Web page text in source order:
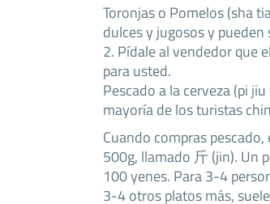
Toronjas o Pomelos (sha
dulces y jugosos y
2. Pídale al vendedor que
para usted.
Pescado a la cerveza (pi
mayoría de los turistas
Cuando compras
500g, llamado 斤 (jin). Un
100 yenes. Para 3-4
3-4 otros platos más,